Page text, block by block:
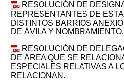
RESOLUCIÓN DE
REPRESENTANTES DE
DISTINTOS BARRIOS
DE ÁVILA Y NOMBRAMIENTO.
RESOLUCIÓN DE
DE ÁREA QUE SE
ESPECIALES RELATIVAS A
RELACIONAN.